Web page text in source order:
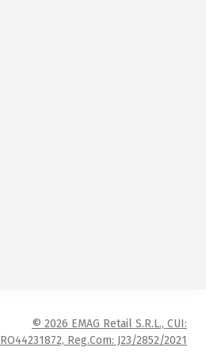
© 2026 EMAG Retail S.R.L., CUI:
RO44231872, Reg.Com: J23/2852/2021